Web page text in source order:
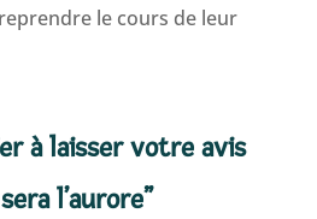
le cours de leur
à laisser votre avis
l’aurore”